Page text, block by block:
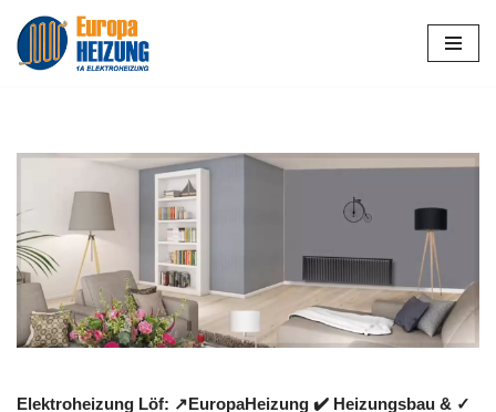
Zum
Elektroheizung Löf: ↗️EuropaHeizung ✔️ Heizungsbau & ✓